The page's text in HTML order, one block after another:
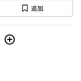
追加